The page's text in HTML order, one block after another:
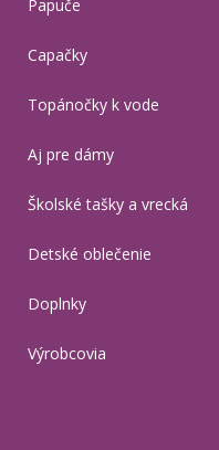
Papuče
Capačky
Topánočky k vode
Aj pre dámy
Školské tašky a vrecká
Detské oblečenie
Doplnky
Výrobcovia